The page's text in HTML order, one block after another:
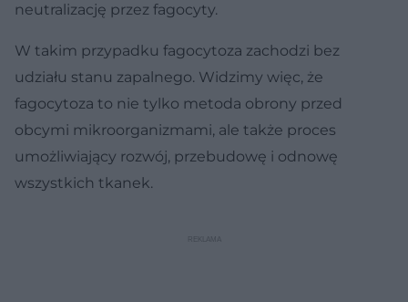
neutralizację przez fagocyty.
W takim przypadku fagocytoza zachodzi bez
udziału stanu zapalnego. Widzimy więc, że
fagocytoza to nie tylko metoda obrony przed
obcymi mikroorganizmami, ale także proces
umożliwiający rozwój, przebudowę i odnowę
wszystkich tkanek.